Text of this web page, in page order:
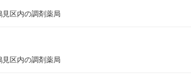
見区内の調剤薬局
見区内の調剤薬局